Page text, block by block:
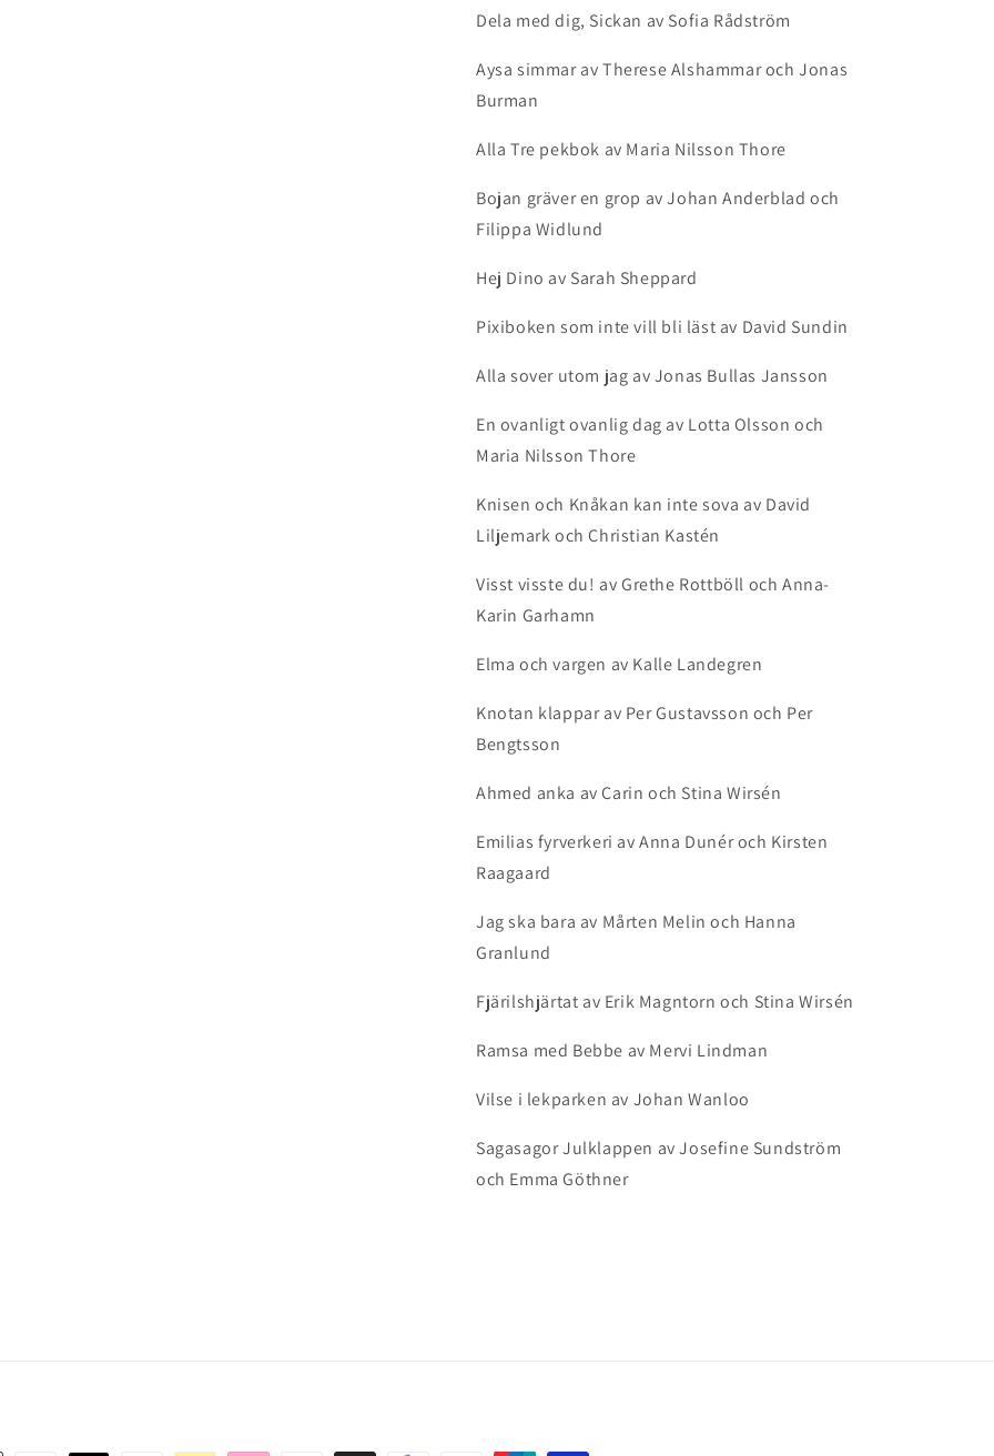
Dela med dig, Sickan av Sofia Rådström
Aysa simmar av Therese Alshammar och Jonas
Burman
Alla Tre pekbok av Maria Nilsson Thore
Bojan gräver en grop av Johan Anderblad och
Filippa Widlund
Hej Dino av Sarah Sheppard
Pixiboken som inte vill bli läst av David Sundin
Alla sover utom jag av Jonas Bullas Jansson
En ovanligt ovanlig dag av Lotta Olsson och
Maria Nilsson Thore
Knisen och Knåkan kan inte sova av David
Liljemark och Christian Kastén
Visst visste du! av Grethe Rottböll och Anna-
Karin Garhamn
Elma och vargen av Kalle Landegren
Knotan klappar av Per Gustavsson och Per
Bengtsson
Ahmed anka av Carin och Stina Wirsén
Emilias fyrverkeri av Anna Dunér och Kirsten
Raagaard
Jag ska bara av Mårten Melin och Hanna
Granlund
Fjärilshjärtat av Erik Magntorn och Stina Wirsén
Ramsa med Bebbe av Mervi Lindman
Vilse i lekparken av Johan Wanloo
Sagasagor Julklappen av Josefine Sundström
och Emma Göthner